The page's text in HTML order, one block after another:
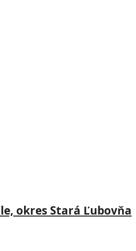
okres Stará Ľubovňa